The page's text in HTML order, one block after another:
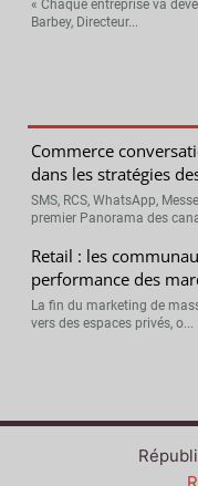
« Chaque entreprise va
Barbey, Directeur...
Commerce
dans les stratégies
SMS, RCS, WhatsApp,
premier Panorama des
Retail : les
performance des
La fin du marketing de
vers des espaces privés, o...